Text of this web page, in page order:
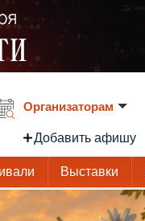
Организаторам
Добавить афишу
Выставки